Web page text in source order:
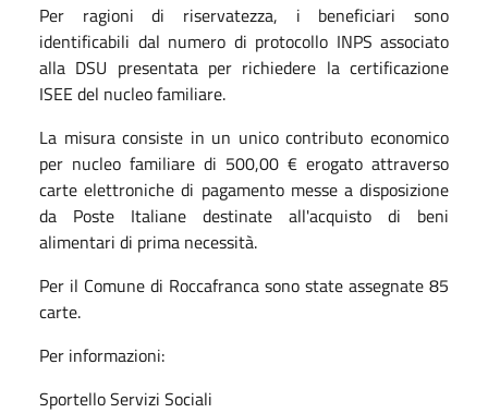
Per ragioni di riservatezza, i beneficiari sono
identificabili dal numero di protocollo INPS associato
alla DSU presentata per richiedere la certificazione
ISEE del nucleo familiare.
La misura consiste in un unico contributo economico
per nucleo familiare di 500,00 € erogato attraverso
carte elettroniche di pagamento messe a disposizione
da Poste Italiane destinate all'acquisto di beni
alimentari di prima necessità.
Per il Comune di Roccafranca sono state assegnate 85
carte.
Per informazioni:
Sportello Servizi Sociali